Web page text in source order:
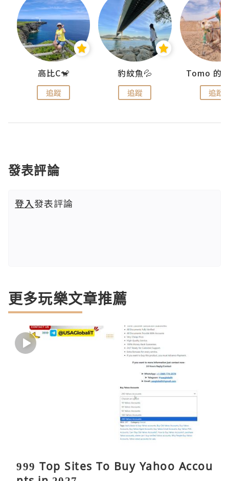
高比C🐒
追蹤
豹紋魚💦
追蹤 追蹤
發表評論
登入發表評論
更多玩樂文章推薦
999 Top Sites To Buy Yahoo Accou